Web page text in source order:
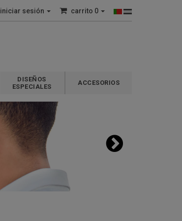
iniciar sesión carrito 0
DISEÑOS
ESPECIALES
ACCESORIOS